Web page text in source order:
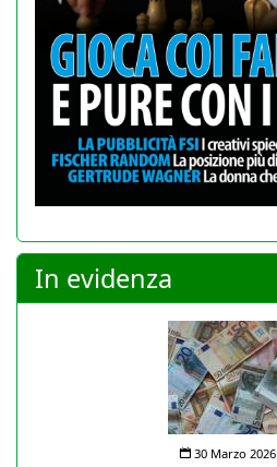
In evidenza
30 Marzo 2026